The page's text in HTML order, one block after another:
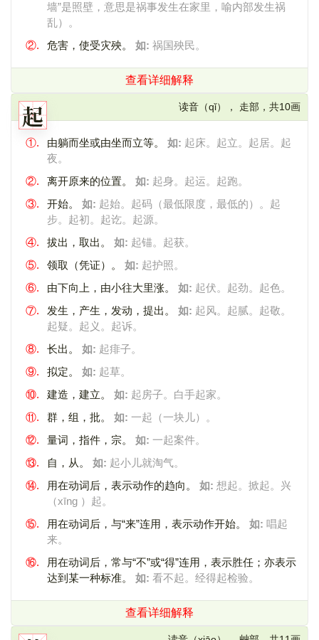
墙”是照壁，意思是祸事发生在家里，喻内部发生祸
乱）。
②.
危害，使受灾殃。 如: 祸国殃民。
查看详细解释
起 读音（qǐ）， 走部，共10画
①. 由躺而坐或由坐而立等。 如: 起床。起立。起居。起
夜。
②.
离开原来的位置。 如: 起身。起运。起跑。
③.
开始。 如: 起始。起码（最低限度，最低的）。起
步。起初。起讫。起源。
④.
拔出，取出。 如: 起锚。起获。
⑤.
领取（凭证）。 如: 起护照。
⑥.
由下向上，由小往大里涨。 如: 起伏。起劲。起色。
⑦.
发生，产生，发动，提出。 如: 起风。起腻。起敬。
起疑。起义。起诉。
⑧.
长出。 如: 起痱子。
⑨.
拟定。 如: 起草。
⑩.
建造，建立。 如: 起房子。白手起家。
⑪.
群，组，批。 如: 一起（一块儿）。
⑫.
量词，指件，宗。 如: 一起案件。
⑬.
自，从。 如: 起小儿就淘气。
⑭.
用在动词后，表示动作的趋向。 如: 想起。掀起。兴
（xīng ）起。
⑮.
用在动词后，与“来”连用，表示动作开始。 如: 唱起
来。
⑯.
用在动词后，常与“不”或“得”连用，表示胜任；亦表示
达到某一种标准。 如: 看不起。经得起检验。
查看详细解释